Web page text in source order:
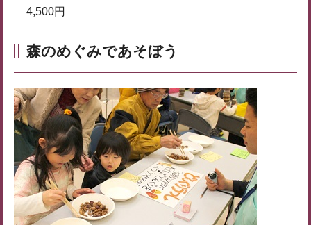
4,500円
森のめぐみであそぼう